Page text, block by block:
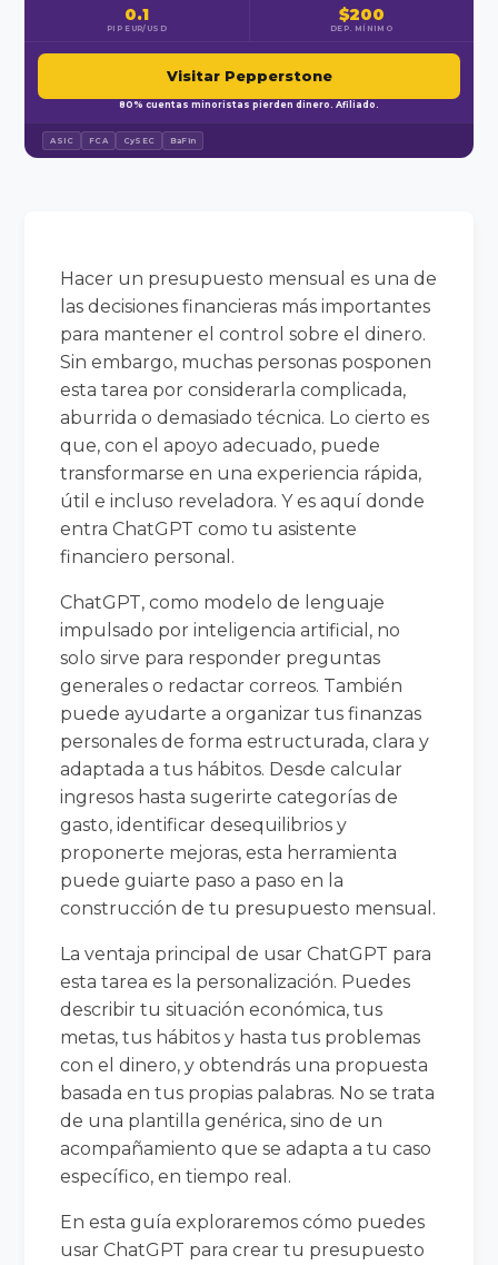
0.1
PIP EUR/USD
$200
DEP. MÍNIMO
Visitar Pepperstone
80% cuentas minoristas pierden dinero. Afiliado.
ASIC FCA CySEC BaFin
Hacer un presupuesto mensual es una de
las decisiones financieras más importantes
para mantener el control sobre el dinero.
Sin embargo, muchas personas posponen
esta tarea por considerarla complicada,
aburrida o demasiado técnica. Lo cierto es
que, con el apoyo adecuado, puede
transformarse en una experiencia rápida,
útil e incluso reveladora. Y es aquí donde
entra ChatGPT como tu asistente
financiero personal.
ChatGPT, como modelo de lenguaje
impulsado por inteligencia artificial, no
solo sirve para responder preguntas
generales o redactar correos. También
puede ayudarte a organizar tus finanzas
personales de forma estructurada, clara y
adaptada a tus hábitos. Desde calcular
ingresos hasta sugerirte categorías de
gasto, identificar desequilibrios y
proponerte mejoras, esta herramienta
puede guiarte paso a paso en la
construcción de tu presupuesto mensual.
La ventaja principal de usar ChatGPT para
esta tarea es la personalización. Puedes
describir tu situación económica, tus
metas, tus hábitos y hasta tus problemas
con el dinero, y obtendrás una propuesta
basada en tus propias palabras. No se trata
de una plantilla genérica, sino de un
acompañamiento que se adapta a tu caso
específico, en tiempo real.
En esta guía exploraremos cómo puedes
usar ChatGPT para crear tu presupuesto